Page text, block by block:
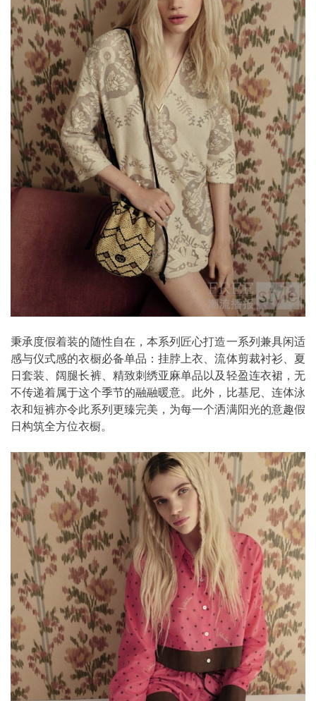
秉承度假着装的随性自在，本系列匠心打造一系列兼具闲适
感与仪式感的衣橱必备单品：挂脖上衣、流体剪裁衬衫、夏
日套装、阔腿长裤、精致刺绣亚麻单品以及轻盈连衣裙，无
不传递着属于这个季节的融融暖意。此外，比基尼、连体泳
衣和短裤亦令此系列更臻完美，为每一个洒满阳光的意趣假
日构筑全方位衣橱。